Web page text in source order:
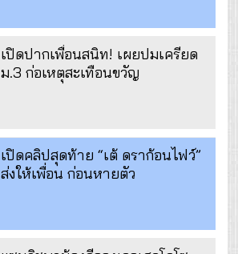
เปิดปากเพื่อนสนิท! เผยปมเครียด
ม.3 ก่อเหตุสะเทือนขวัญ
เปิดคลิปสุดท้าย “เต้ ดราก้อนไฟว์”
ส่งให้เพื่อน ก่อนหายตัว